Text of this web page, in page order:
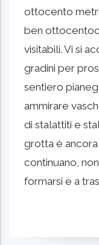
ottocento
ben
visitabili. Vi si
gradini per
sentiero
ammirare
di stalattiti e
grotta è
continuano,
formarsi e a